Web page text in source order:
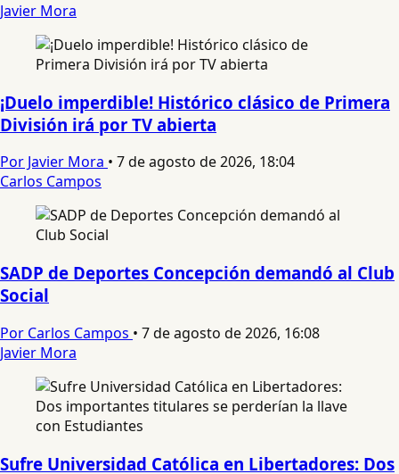
Javier Mora
¡Duelo imperdible! Histórico clásico de Primera
División irá por TV abierta
Por Javier Mora • 7 de agosto de 2026, 18:04
Carlos Campos
SADP de Deportes Concepción demandó al Club
Social
Por Carlos Campos • 7 de agosto de 2026, 16:08
Javier Mora
Sufre Universidad Católica en Libertadores: Dos